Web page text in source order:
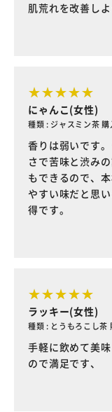
肌荒れを改善し
にゃんこ(女性)
種類 : ジャスミン茶 購
香りは弱いです
さで苦味と渋み
もできるので、
やすい味だと思
得です。
ラッキー(女性)
種類 : とうもろこし茶
手軽に飲めて美
ので満足です、